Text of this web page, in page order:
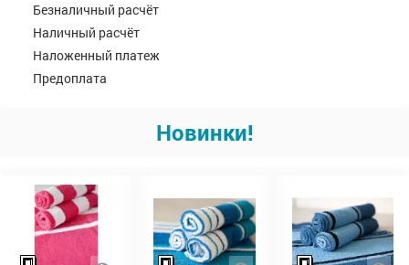
Безналичный расчёт
Наличный расчёт
Наложенный платеж
Предоплата
Новинки!